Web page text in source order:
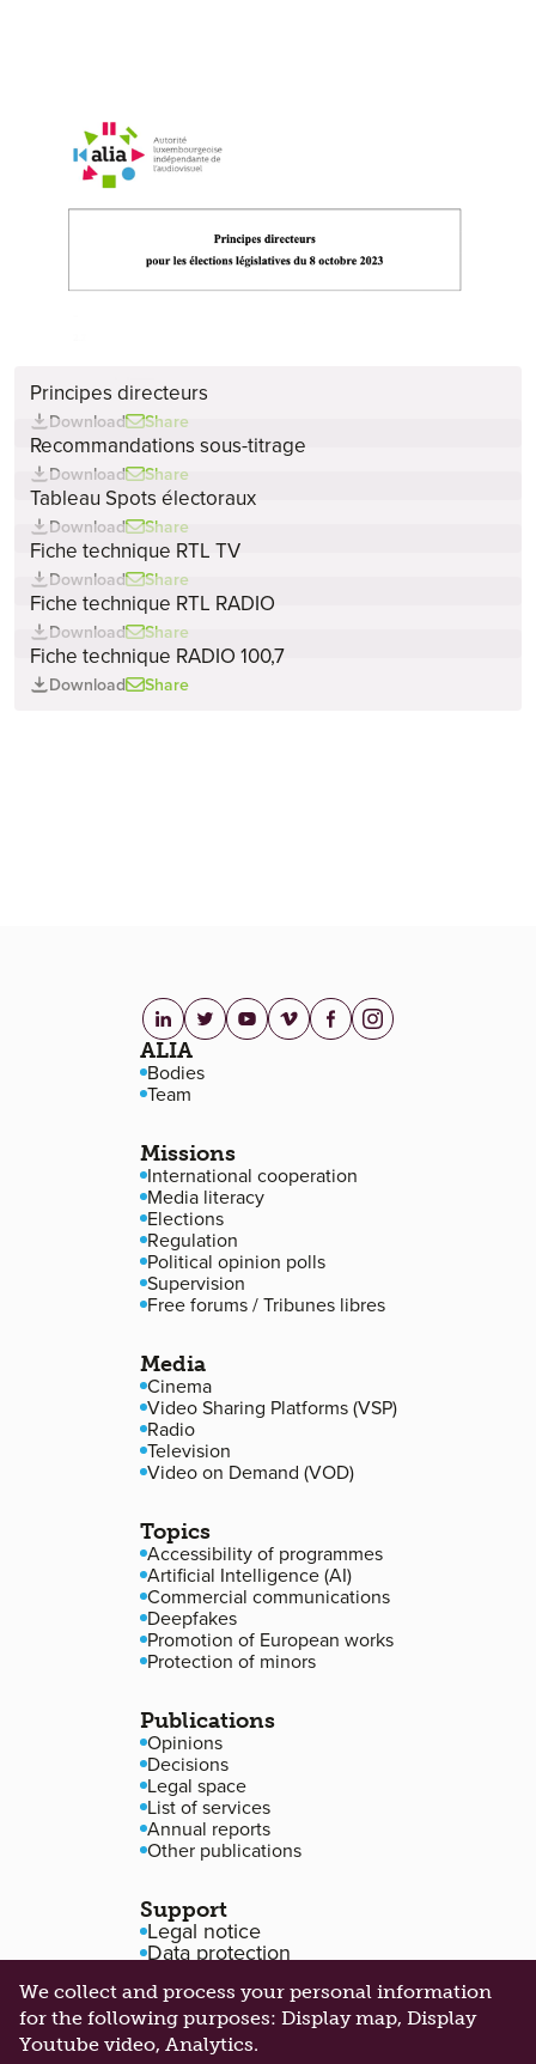
We collect and process your personal information
for the following purposes: Display map, Display
Youtube video, Analytics.
Principes directeurs
Download Share
Recommandations sous-titrage
Download Share
Tableau Spots électoraux
Download Share
Fiche technique RTL TV
Download Share
Fiche technique RTL RADIO
Download Share
Fiche technique RADIO 100,7
Download Share
linkedin.com
twitter.com
youtube.com
vimeo.com
facebook.com
instagram.com
Footer navigation
ALIA
Bodies
Team
Missions
International cooperation
Media literacy
Elections
Regulation
Political opinion polls
Supervision
Free forums / Tribunes libres
Media
Cinema
Video Sharing Platforms (VSP)
Radio
Television
Video on Demand (VOD)
Topics
Accessibility of programmes
Artificial Intelligence (AI)
Commercial communications
Deepfakes
Promotion of European works
Protection of minors
Publications
Opinions
Decisions
Legal space
List of services
Annual reports
Other publications
Support
Legal notice
Data protection
Cookie management
©2026 Alia. All rights reserved